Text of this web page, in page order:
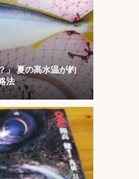
」 夏の高水温が釣
法